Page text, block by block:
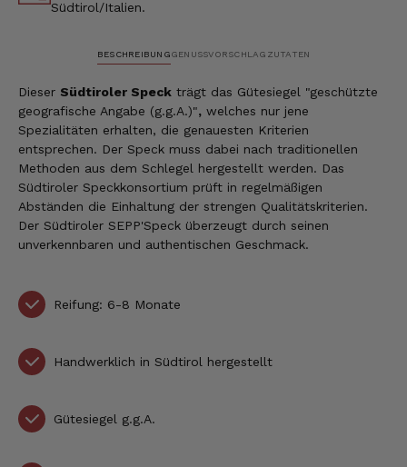
Südtirol/Italien.
BESCHREIBUNGGENUSSVORSCHLAG ZUTATEN
Dieser Südtiroler Speck trägt das Gütesiegel "geschützte
geografische Angabe (g.g.A.)", welches nur jene
Spezialitäten erhalten, die genauesten Kriterien
entsprechen. Der Speck muss dabei nach traditionellen
Methoden aus dem Schlegel hergestellt werden. Das
Südtiroler Speckkonsortium prüft in regelmäßigen
Abständen die Einhaltung der strengen Qualitätskriterien.
Der Südtiroler SEPP'Speck überzeugt durch seinen
unverkennbaren und authentischen Geschmack.
Reifung: 6-8 Monate
Handwerklich in Südtirol hergestellt
Gütesiegel g.g.A.